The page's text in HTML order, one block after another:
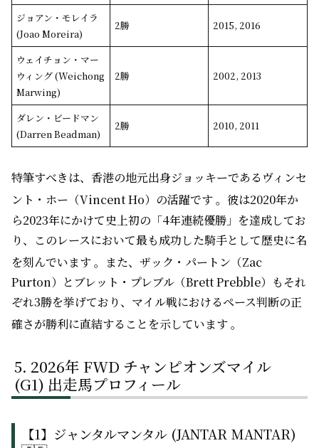
ジョアン・モレイラ
(Joao Moreira)
2勝 2015, 2016
ウェイチョン・マー
ウィング (Weichong
Marwing)
2勝 2002, 2013
ダレン・ビードマン
(Darren Beadman)
2勝 2010, 2011
特筆すべきは、香港の地元出身ジョッキーであるヴィンセ
ント・ホー（Vincent Ho）の活躍です。彼は2020年か
ら2023年にかけて史上初の「4年連続優勝」を達成してお
り、このレースにおいて最も成功した騎手として歴史に名
を刻んでいます。また、ザック・パートン（Zac
Purton）とブレット・プレブル（Brett Prebble）もそれ
ぞれ3勝を挙げており、マイル戦におけるペース判断の正
確さが勝利に直結することを示しています。
2026年 FWD チャンピオンズマイル
(G1) 出走馬プロフィール
【1】ジャンタルマンタル (JANTAR MANTAR)